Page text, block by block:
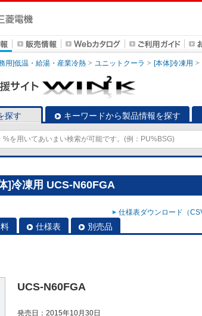
用]低温・給湯・産業冷熱 ユニットクーラ [本体]冷凍用
探す キーワードから製品情報を探す
]冷凍用 UCS-N60FGA
仕様表ダウンロード（
仕様表 別売品
UCS-N60FGA
発売日：2015年10月30日